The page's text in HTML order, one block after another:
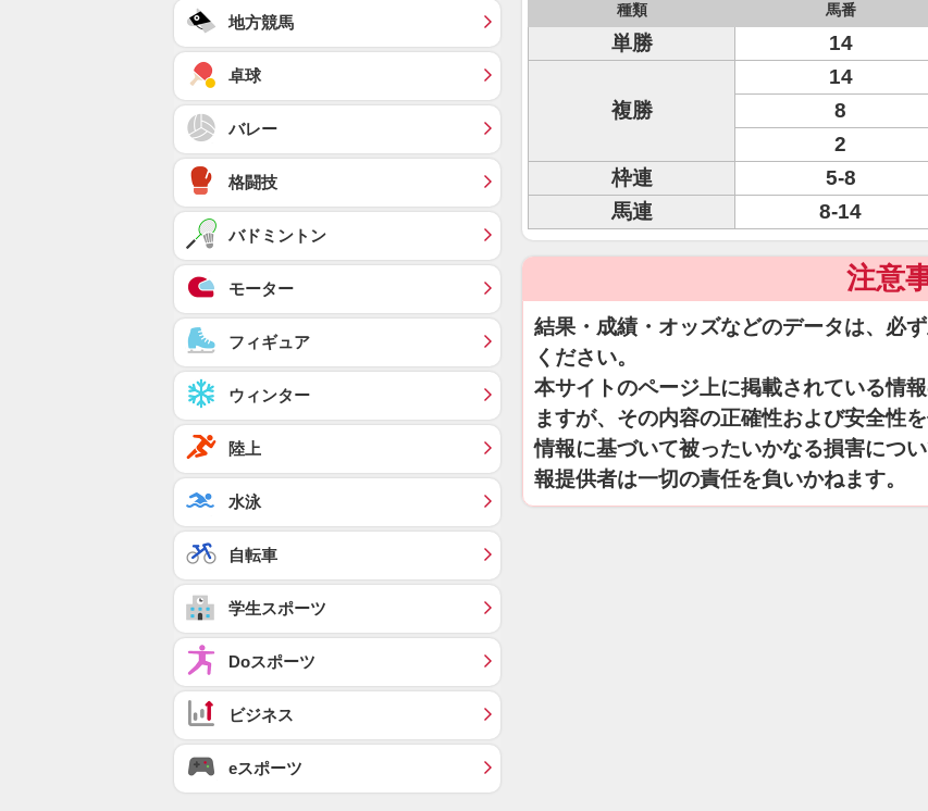
種類 馬番
単勝 14
複勝
14
8
2
枠連
5-8
馬連
8-14
注意
結果・成績・オッズなどのデータは、必
ください。
本サイトのページ上に掲載されている情
ますが、その内容の正確性および安全性
情報に基づいて被ったいかなる損害につ
報提供者は一切の責任を負いかねます。
地方競馬
卓球
バレー
格闘技
バドミントン
モーター
フィギュア
ウィンター
陸上
水泳
自転車
学生スポーツ
Doスポーツ
ビジネス
eスポーツ